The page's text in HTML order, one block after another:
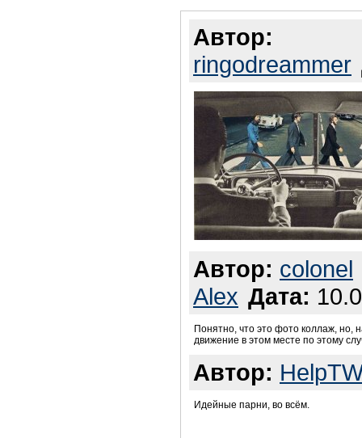
Автор:
ringodreammer
Автор: colonel
Alex Дата:
Понятно, что это фото коллаж, но,
движение в этом месте по этому
Автор:
Идейные парни, во всём.